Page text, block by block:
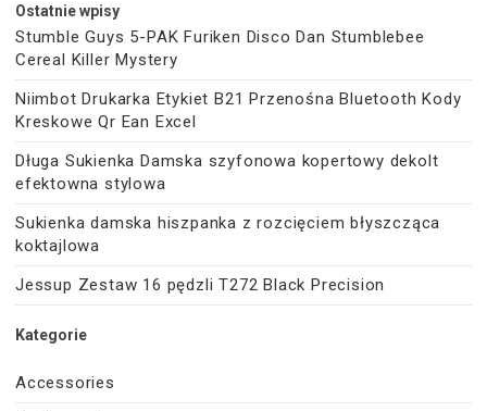
Ostatnie wpisy
Stumble Guys 5-PAK Furiken Disco Dan Stumblebee
Cereal Killer Mystery
Niimbot Drukarka Etykiet B21 Przenośna Bluetooth Kody
Kreskowe Qr Ean Excel
Długa Sukienka Damska szyfonowa kopertowy dekolt
efektowna stylowa
Sukienka damska hiszpanka z rozcięciem błyszcząca
koktajlowa
Jessup Zestaw 16 pędzli T272 Black Precision
Kategorie
Accessories